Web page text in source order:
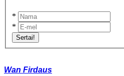
*
*
Sertai!
Wan Firdaus